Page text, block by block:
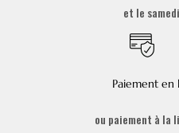
et le
Paiement en
ou paiement à la